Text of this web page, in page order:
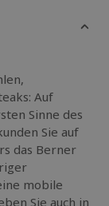
Auf
Sinne des
Sie auf
das Berner
mobile
Sie auch in